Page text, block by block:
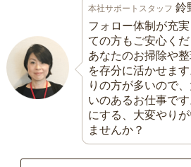
本社サポートスタッフ 鈴
フォロー体制が充
ての方もご安心くだ
あなたのお掃除や
を存分に活かせま
りの方が多いので
いのあるお仕事で
にする、大変やり
ませんか？